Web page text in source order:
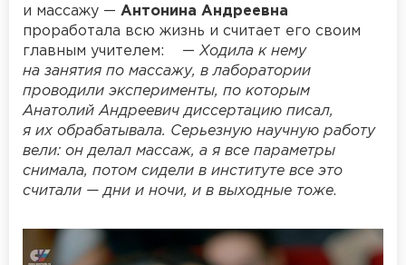
и массажу — Антонина Андреевна
проработала всю жизнь и считает его своим
главным учителем: —Ходила к нему
на занятия по массажу, в лаборатории
проводили эксперименты, по которым
Анатолий Андреевич диссертацию писал,
я их обрабатывала. Серьезную научную работу
вели: он делал массаж, а я все параметры
снимала, потом сидели в институте все это
считали — дни и ночи, и в выходные тоже.